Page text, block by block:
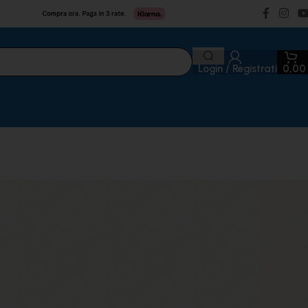
Login / Registrati 0,00